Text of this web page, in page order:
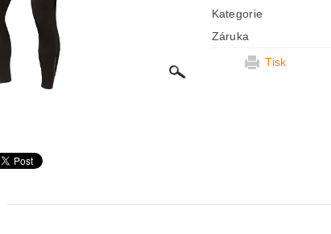
Kategorie
Záruka
Tisk